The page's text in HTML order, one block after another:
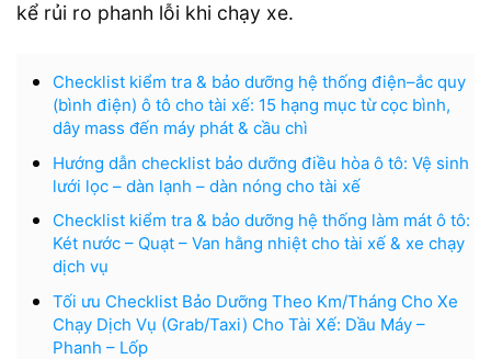
kể rủi ro phanh lỗi khi chạy xe.
Checklist kiểm tra & bảo dưỡng hệ thống điện–ắc quy
(bình điện) ô tô cho tài xế: 15 hạng mục từ cọc bình,
dây mass đến máy phát & cầu chì
Hướng dẫn checklist bảo dưỡng điều hòa ô tô: Vệ sinh
lưới lọc – dàn lạnh – dàn nóng cho tài xế
Checklist kiểm tra & bảo dưỡng hệ thống làm mát ô tô:
Két nước – Quạt – Van hằng nhiệt cho tài xế & xe chạy
dịch vụ
Tối ưu Checklist Bảo Dưỡng Theo Km/Tháng Cho Xe
Chạy Dịch Vụ (Grab/Taxi) Cho Tài Xế: Dầu Máy –
Phanh – Lốp